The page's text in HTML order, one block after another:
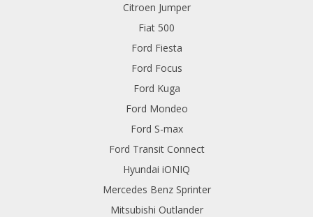
Citroen Jumper
Fiat 500
Ford Fiesta
Ford Focus
Ford Kuga
Ford Mondeo
Ford S-max
Ford Transit Connect
Hyundai iONIQ
Mercedes Benz Sprinter
Mitsubishi Outlander